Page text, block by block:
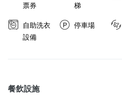
票券
梯
自助洗衣
設備
停車場
餐飲設施